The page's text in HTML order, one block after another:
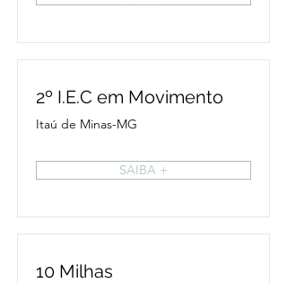
2º I.E.C em Movimento
Itaú de Minas-MG
SAIBA +
10 Milhas